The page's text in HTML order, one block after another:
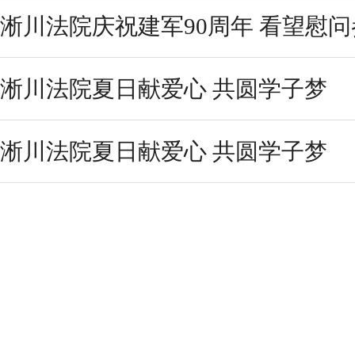
淅川法院庆祝建军90周年 看望慰
淅川法院夏日献爱心 共圆学子梦
淅川法院夏日献爱心 共圆学子梦